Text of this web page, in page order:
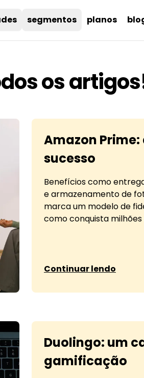
segmentos planos
os
Amazon Prime:
sucesso
Benefícios como
e armazenamento de
marca um modelo de
como conquista milhões
Continuar lendo
Duolingo: um
gamificação